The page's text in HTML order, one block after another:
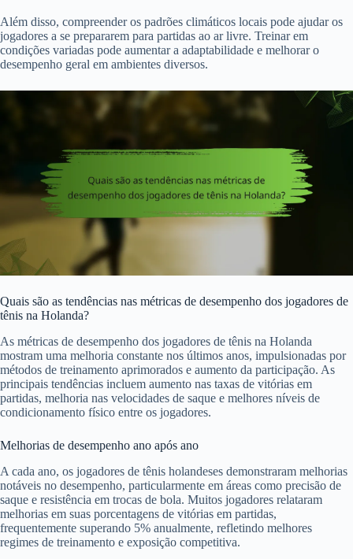
Além disso, compreender os padrões climáticos locais pode ajudar os
jogadores a se prepararem para partidas ao ar livre. Treinar em
condições variadas pode aumentar a adaptabilidade e melhorar o
desempenho geral em ambientes diversos.
Quais são as tendências nas métricas de desempenho dos jogadores de
tênis na Holanda?
As métricas de desempenho dos jogadores de tênis na Holanda
mostram uma melhoria constante nos últimos anos, impulsionadas por
métodos de treinamento aprimorados e aumento da participação. As
principais tendências incluem aumento nas taxas de vitórias em
partidas, melhoria nas velocidades de saque e melhores níveis de
condicionamento físico entre os jogadores.
Melhorias de desempenho ano após ano
A cada ano, os jogadores de tênis holandeses demonstraram melhorias
notáveis no desempenho, particularmente em áreas como precisão de
saque e resistência em trocas de bola. Muitos jogadores relataram
melhorias em suas porcentagens de vitórias em partidas,
frequentemente superando 5% anualmente, refletindo melhores
regimes de treinamento e exposição competitiva.